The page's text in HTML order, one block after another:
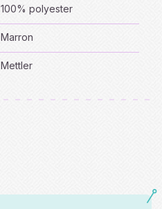
100% polyester
Marron
Mettler